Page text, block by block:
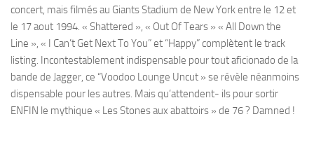
concert, mais filmés au Giants Stadium de New York entre le 12 et
le 17 aout 1994. « Shattered », « Out Of Tears » « All Down the
Line », « I Can’t Get Next To You” et “Happy” complètent le track
listing. Incontestablement indispensable pour tout aficionado de la
bande de Jagger, ce “Voodoo Lounge Uncut » se révèle néanmoins
dispensable pour les autres. Mais qu’attendent- ils pour sortir
ENFIN le mythique « Les Stones aux abattoirs » de 76 ? Damned !